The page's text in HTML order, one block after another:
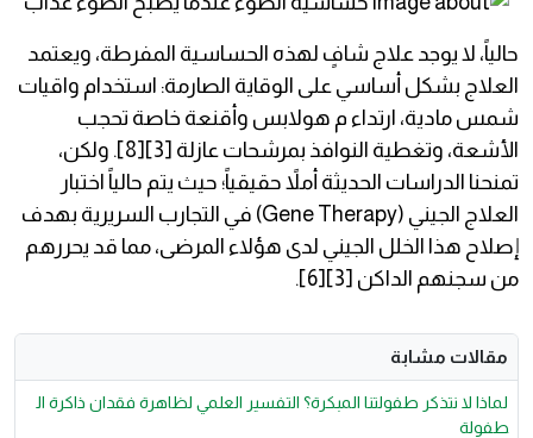
حالياً، لا يوجد علاج شافٍ لهذه الحساسية المفرطة، ويعتمد
العلاج بشكل أساسي على الوقاية الصارمة: استخدام واقيات
شمس مادية، ارتداء م هولابس وأقنعة خاصة تحجب
الأشعة، وتغطية النوافذ بمرشحات عازلة [3][8]. ولكن،
تمنحنا الدراسات الحديثة أملاً حقيقياً؛ حيث يتم حالياً اختبار
العلاج الجيني (Gene Therapy) في التجارب السريرية بهدف
إصلاح هذا الخلل الجيني لدى هؤلاء المرضى، مما قد يحررهم
من سجنهم الداكن [3][6].
مقالات مشابة
لماذا لا نتذكر طفولتنا المبكرة؟ التفسير العلمي لظاهرة فقدان ذاكرة ال
طفولة